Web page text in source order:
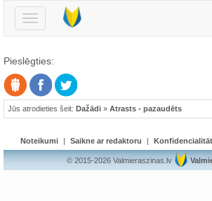
Pārslēgt
navigāciju
Pieslēgties:
Jūs atrodieties šeit: Dažādi » Atrasts - pazaudēts
Noteikumi | Saikne ar redaktoru |
© 2015-2026 Valmieraszinas.lv